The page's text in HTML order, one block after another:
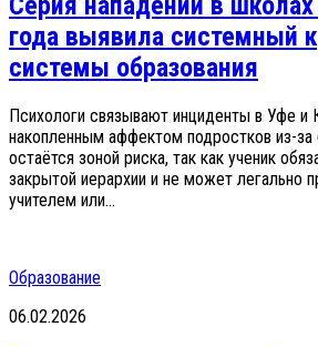
года выявила системный
системы образования
Психологи связывают инциденты в Уфе и
накопленным аффектом подростков из-
остаётся зоной риска, так как ученик
закрытой иерархии и не может легально
учителем или...
Образование
06.02.2026